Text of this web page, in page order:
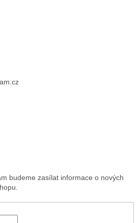
budeme zasílat informace o nových